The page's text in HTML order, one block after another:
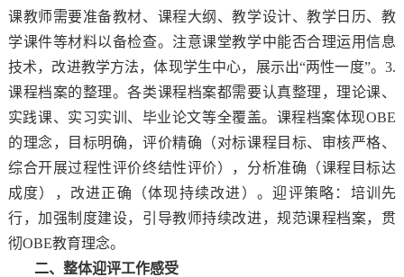
课教师需要准备教材、课程大纲、教学设计、教学日历、教
学课件等材料以备检查。注意课堂教学中能否合理运用信息
技术，改进教学方法，体现学生中心，展示出“两性一度”。3.
课程档案的整理。各类课程档案都需要认真整理，理论课、
实践课、实习实训、毕业论文等全覆盖。课程档案体现OBE
的理念，目标明确，评价精确（对标课程目标、审核严格、
综合开展过程性评价终结性评价），分析准确（课程目标达
成度），改进正确（体现持续改进）。迎评策略：培训先
行，加强制度建设，引导教师持续改进，规范课程档案，贯
彻OBE教育理念。
二、整体迎评工作感受